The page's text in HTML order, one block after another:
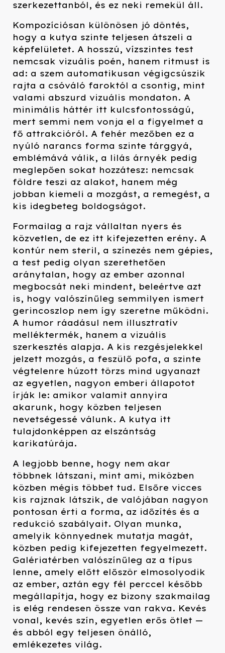
szerkezettanból, és ez neki remekül áll.
Kompozíciósan különösen jó döntés,
hogy a kutya szinte teljesen átszeli a
képfelületet. A hosszú, vízszintes test
nemcsak vizuális poén, hanem ritmust is
ad: a szem automatikusan végigcsúszik
rajta a csóváló faroktól a csontig, mint
valami abszurd vizuális mondaton. A
minimális háttér itt kulcsfontosságú,
mert semmi nem vonja el a figyelmet a
fő attrakcióról. A fehér mezőben ez a
nyúló narancs forma szinte tárggyá,
emblémává válik, a lilás árnyék pedig
meglepően sokat hozzátesz: nemcsak
földre teszi az alakot, hanem még
jobban kiemeli a mozgást, a remegést, a
kis idegbeteg boldogságot.
Formailag a rajz vállaltan nyers és
közvetlen, de ez itt kifejezetten erény. A
kontúr nem steril, a színezés nem gépies,
a test pedig olyan szerethetően
aránytalan, hogy az ember azonnal
megbocsát neki mindent, beleértve azt
is, hogy valószínűleg semmilyen ismert
gerincoszlop nem így szeretne működni.
A humor ráadásul nem illusztratív
melléktermék, hanem a vizuális
szerkesztés alapja. A kis rezgésjelekkel
jelzett mozgás, a feszülő pofa, a szinte
végtelenre húzott törzs mind ugyanazt
az egyetlen, nagyon emberi állapotot
írják le: amikor valamit annyira
akarunk, hogy közben teljesen
nevetségessé válunk. A kutya itt
tulajdonképpen az elszántság
karikatúrája.
A legjobb benne, hogy nem akar
többnek látszani, mint ami, miközben
közben mégis többet tud. Elsőre vicces
kis rajznak látszik, de valójában nagyon
pontosan érti a forma, az időzítés és a
redukció szabályait. Olyan munka,
amelyik könnyednek mutatja magát,
közben pedig kifejezetten fegyelmezett.
Galériatérben valószínűleg az a típus
lenne, amely előtt először elmosolyodik
az ember, aztán egy fél perccel később
megállapítja, hogy ez bizony szakmailag
is elég rendesen össze van rakva. Kevés
vonal, kevés szín, egyetlen erős ötlet —
és abból egy teljesen önálló,
emlékezetes világ.